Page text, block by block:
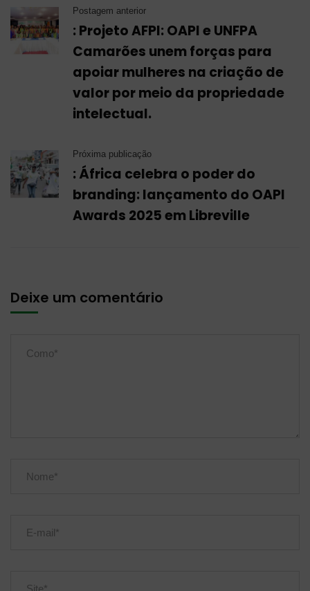
Postagem anterior
: Projeto AFPI: OAPI e UNFPA
Camarões unem forças para
apoiar mulheres na criação de
valor por meio da propriedade
intelectual.
Próxima publicação
: África celebra o poder do
branding: lançamento do OAPI
Awards 2025 em Libreville
Deixe um comentário